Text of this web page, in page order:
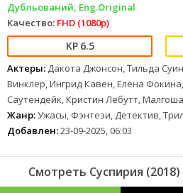
Дубльований, Eng.Original
Качество: FHD (1080p)
6.5
Актеры: Дакота Джонсон, Тильда
Винклер, Ингрид Кавен, Елена
Саутендейк, Кристин Лебутт,
Жанр:Ужасы, Фэнтези, Детектив,
Добавлен:23-09-2025, 06:03
Смотреть Суспирия